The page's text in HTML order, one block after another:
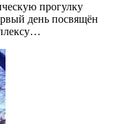
прогулку
день посвящён